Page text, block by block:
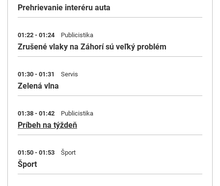
Prehrievanie interéru auta
01:22 - 01:24 Publicistika
Zrušené vlaky na Záhorí sú veľký problém
01:30 - 01:31 Servis
Zelená vlna
01:38 - 01:42 Publicistika
Príbeh na týždeň
01:50 - 01:53 Šport
Šport